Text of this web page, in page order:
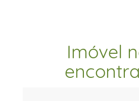
Imóvel